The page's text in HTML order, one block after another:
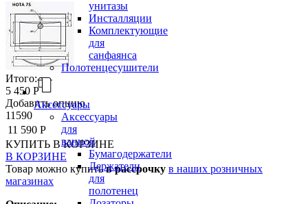
унитазы
Инсталляции
Комплектующие
для
санфаянса
Полотенцесушители
Аксессуары
Аксессуары
для
ванной
Бумагодержатели
Держатели
для
полотенец
Итого:
5 450 Р
Добавить опцию
11590
11 590 Р
КУПИТЬ В КОРЗИНЕ
В КОРЗИНЕ
Товар можно купитьв рассрочку в наших розничных
магазинах